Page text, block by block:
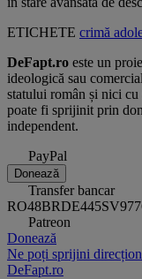
ETICHETE crimă
DeFapt.ro este un
ideologică sau
statului român și nici
poate fi sprijinit prin
independent.
PayPal
Donează
Transfer bancar
Patreon
Donează
Ne poți sprijini
DeFapt.ro